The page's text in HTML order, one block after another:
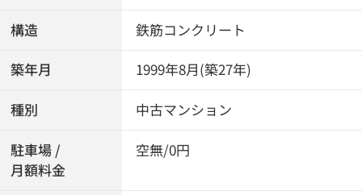
構造 鉄筋コンクリート
築年月 1999年8月(築27年)
種別 中古マンション
駐車場 /
月額料金
空無/0円